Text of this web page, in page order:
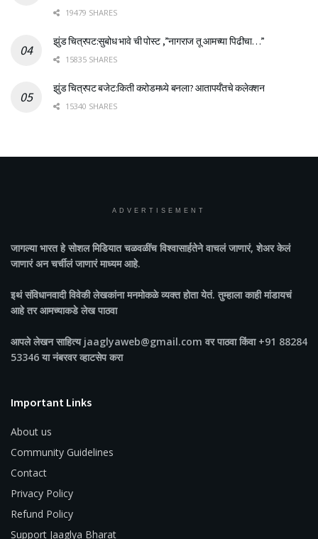
19479 SHARES
झुंड चित्रपट:सुबोध भावे ची पोस्ट ,”नागराज तू आमच्या पिढीचा…”
15835 SHARES
झुंड चित्रपट बजेट:किती करोडमध्ये बनला? आतापर्यँतचे कलेक्शन
15340 SHARES
ADVERTISEMENT
जागल्या भारतहे सोशल मिडियात चळवळींच विश्वासार्हतेने वाचलं जाणारं, शेअर केलं
जाणारं अन चर्चीलं जाणारं माध्यम आहे.
इथं संविधानवादी विवेकी लेखकांना मनमोकळे व्यक्त होता येतं. तुम्हाला काही मांडायचं
आहे तर आमच्याकडे लेख पाठवा
आपले लेखन साहित्य jaaglyaweb@gmail.com वर पाठवा किंवा +91 88284
53346 या नंबरवर व्हाटसेप करा
Important Links
About us
Community Guidelines
Contact
Privacy Policy
Refund Policy
Support Jaaglya Bharat